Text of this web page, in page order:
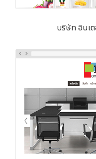
บริษัท อินเต